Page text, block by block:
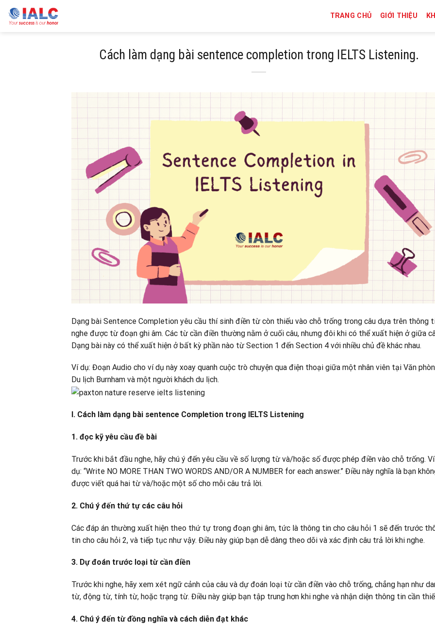
Skip
TRANG CHỦ GIỚI THIỆU
Cách làm dạng bài sentence completion trong IELTS Listening.
Dạng bài Sentence Completion yêu cầu thí sinh điền từ còn thiếu vào chỗ trống trong câu dựa trên thông
nghe được từ đoạn ghi âm. Các từ cần điền thường nằm ở cuối câu, nhưng đôi khi có thể xuất hiện ở giữa
Dạng bài này có thể xuất hiện ở bất kỳ phần nào từ Section 1 đến Section 4 với nhiều chủ đề khác nhau.
Ví dụ: Đoạn Audio cho ví dụ này xoay quanh cuộc trò chuyện qua điện thoại giữa một nhân viên tại Văn
Du lịch Burnham và một người khách du lịch.
I. Cách làm dạng bài sentence Completion trong IELTS Listening
1. đọc kỹ yêu cầu đề bài
Trước khi bắt đầu nghe, hãy chú ý đến yêu cầu về số lượng từ và/hoặc số được phép điền vào chỗ trống. Ví
dụ: “Write NO MORE THAN TWO WORDS AND/OR A NUMBER for each answer.” Điều này nghĩa là bạn
được viết quá hai từ và/hoặc một số cho mỗi câu trả lời.
2. Chú ý đến thứ tự các câu hỏi
Các đáp án thường xuất hiện theo thứ tự trong đoạn ghi âm, tức là thông tin cho câu hỏi 1 sẽ đến trước
tin cho câu hỏi 2, và tiếp tục như vậy. Điều này giúp bạn dễ dàng theo dõi và xác định câu trả lời khi nghe.
3. Dự đoán trước loại từ cần điền
Trước khi nghe, hãy xem xét ngữ cảnh của câu và dự đoán loại từ cần điền vào chỗ trống, chẳng hạn như
từ, động từ, tính từ, hoặc trạng từ. Điều này giúp bạn tập trung hơn khi nghe và nhận diện thông tin cần
4. Chú ý đến từ đồng nghĩa và cách diễn đạt khác